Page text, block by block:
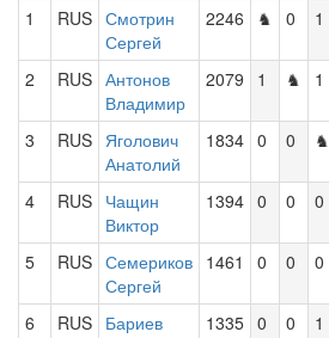
1
RUS Смотрин
Сергей
2246 ♞ 0 1
2 RUS Антонов
Владимир
2079 1 ♞ 1
3 RUS Яголович
Анатолий
1834 0 0 ♞
4 RUS Чащин
Виктор
1394 0 0 0
5 RUS Семериков
Сергей
1461 0 0 0
6 RUS Бариев
1335 0 0 1